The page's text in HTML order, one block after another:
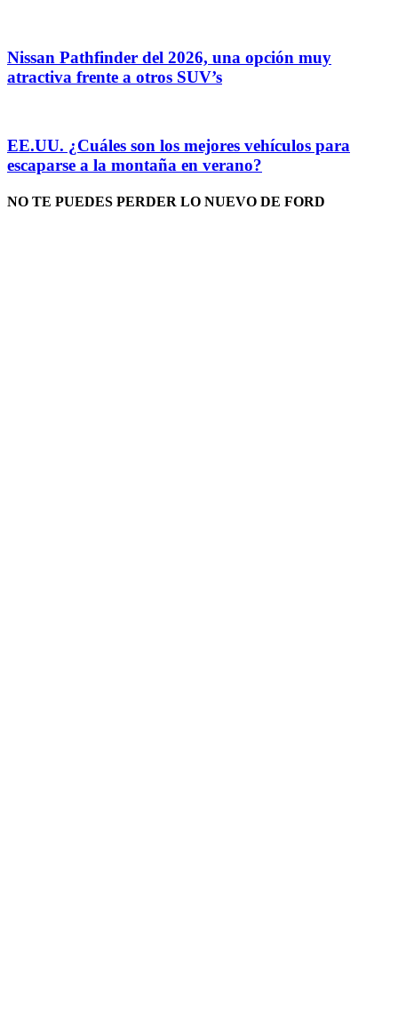
Nissan Pathfinder del 2026, una opción muy
atractiva frente a otros SUV’s
EE.UU. ¿Cuáles son los mejores vehículos para
escaparse a la montaña en verano?
NO TE PUEDES PERDER LO NUEVO DE FORD